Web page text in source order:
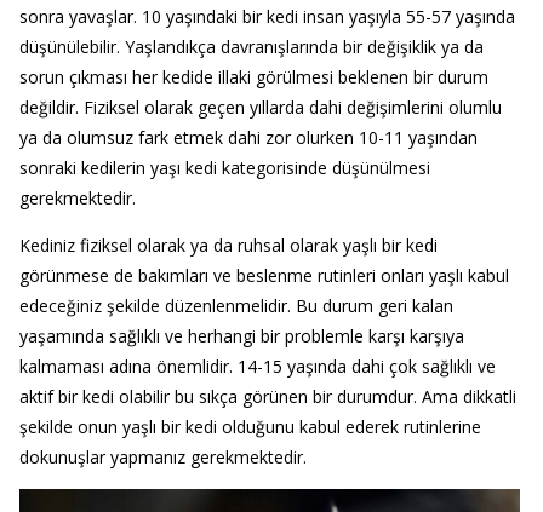
sonra yavaşlar. 10 yaşındaki bir kedi insan yaşıyla 55-57 yaşında
düşünülebilir. Yaşlandıkça davranışlarında bir değişiklik ya da
sorun çıkması her kedide illaki görülmesi beklenen bir durum
değildir. Fiziksel olarak geçen yıllarda dahi değişimlerini olumlu
ya da olumsuz fark etmek dahi zor olurken 10-11 yaşından
sonraki kedilerin yaşı kedi kategorisinde düşünülmesi
gerekmektedir.
Kediniz fiziksel olarak ya da ruhsal olarak yaşlı bir kedi
görünmese de bakımları ve beslenme rutinleri onları yaşlı kabul
edeceğiniz şekilde düzenlenmelidir. Bu durum geri kalan
yaşamında sağlıklı ve herhangi bir problemle karşı karşıya
kalmaması adına önemlidir. 14-15 yaşında dahi çok sağlıklı ve
aktif bir kedi olabilir bu sıkça görünen bir durumdur. Ama dikkatli
şekilde onun yaşlı bir kedi olduğunu kabul ederek rutinlerine
dokunuşlar yapmanız gerekmektedir.